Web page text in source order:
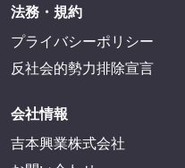
法務・規約
プライバシーポリシー
反社会的勢力排除宣言
会社情報
吉本興業株式会社